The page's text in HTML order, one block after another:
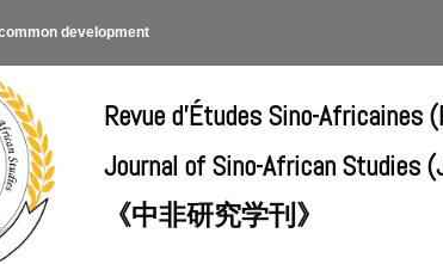
development
Revue d'Études Sino-Africaines
Journal of Sino-African Studies
《中非研究学刊》